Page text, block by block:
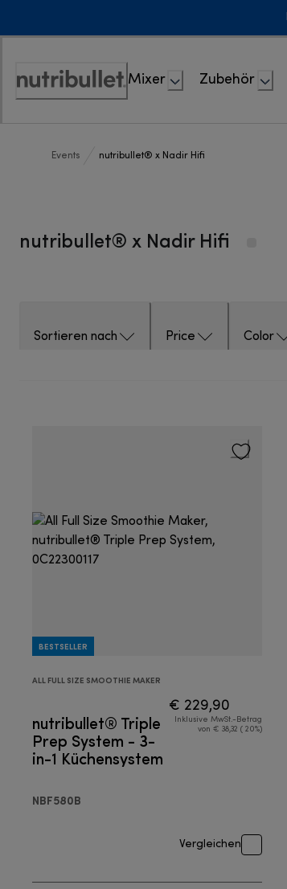
Erklärung
Mixer Zubehör
Events nutribullet® x Nadir Hifi
nutribullet® x Nadir Hifi
Sortieren nach Price Color
BESTSELLER
ALL FULL SIZE SMOOTHIE MAKER
nutribullet® Triple
Prep System - 3-
in-1 Küchensystem
NBF580B
€ 229,90
Inklusive MwSt.-Betrag
von € 38,32 ( 20%)
Vergleichen